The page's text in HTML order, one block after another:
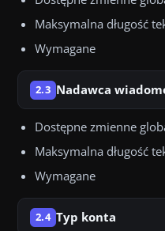
Maksymalna długość
Wymagane
2.3 Nadawca
Dostępne zmienne
Maksymalna długość
Wymagane
2.4 Typ konta